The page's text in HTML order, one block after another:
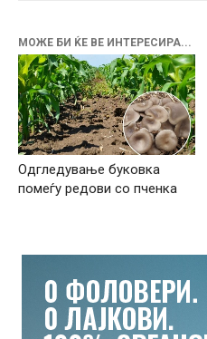
МОЖЕ БИ ЌЕ ВЕ ИНТЕРЕСИРА...
Одгледување буковка
помеѓу редови со пченка